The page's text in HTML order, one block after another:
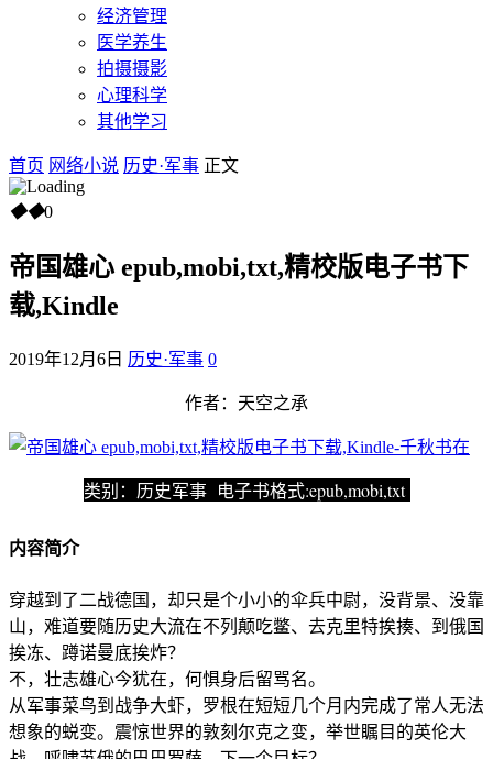
经济管理
医学养生
拍摄摄影
心理科学
其他学习
首页 网络小说 历史·军事 正文
◆◆0
帝国雄心 epub,mobi,txt,精校版电子书下
载,Kindle
2019年12月6日 历史·军事 0
作者：天空之承
类别：历史军事 电子书格式:epub,mobi,txt
内容简介
穿越到了二战德国，却只是个小小的伞兵中尉，没背景、没靠
山，难道要随历史大流在不列颠吃鳖、去克里特挨揍、到俄国
挨冻、蹲诺曼底挨炸？
不，壮志雄心今犹在，何惧身后留骂名。
从军事菜鸟到战争大虾，罗根在短短几个月内完成了常人无法
想象的蜕变。震惊世界的敦刻尔克之变，举世瞩目的英伦大